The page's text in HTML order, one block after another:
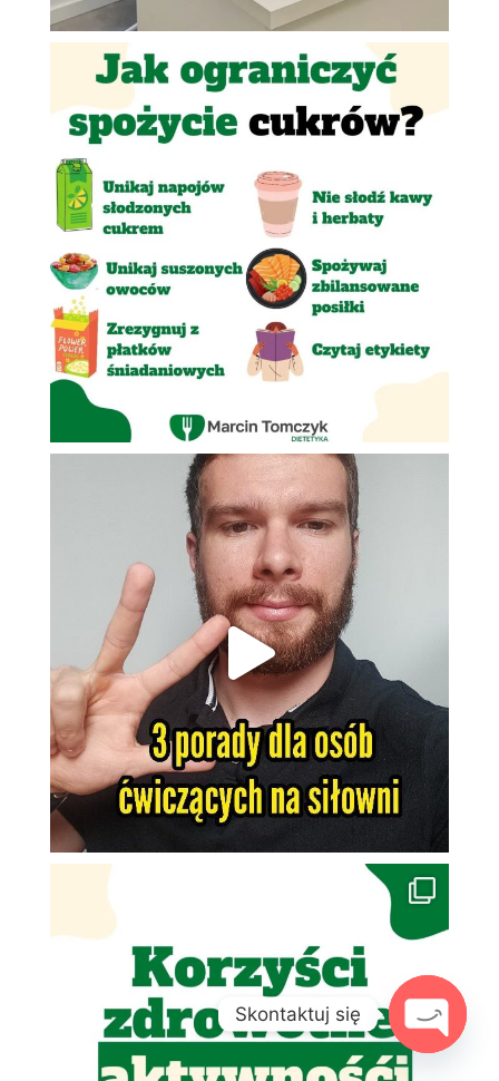
Skontaktuj się